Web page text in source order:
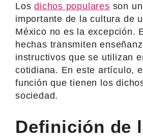
Losdichos populares son
importante de la cultura de
México no es la excepción.
hechas transmiten
instructivos que se utilizan
cotidiana. En este artículo,
función que tienen los
sociedad.
Definición de